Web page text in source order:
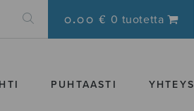
0.00 € 0 tuotetta
PUHTAASTI YHTEYS